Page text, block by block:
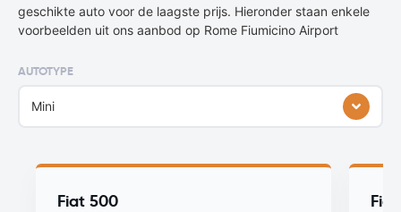
geschikte auto voor de laagste prijs. Hieronder staan enkele
voorbeelden uit ons aanbod op Rome Fiumicino Airport
AUTOTYPE
Mini
Fiat 500